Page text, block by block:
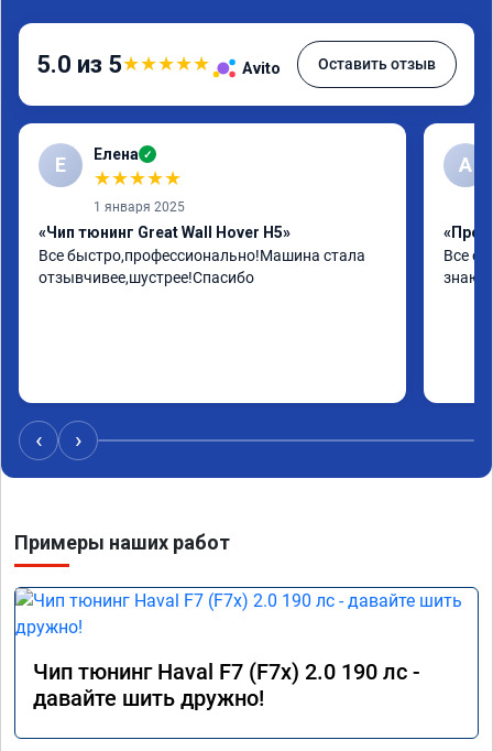
5.0 из 5★★★★★ Avito Оставить отзыв
Е Елена ✓
★★★★★
1 января 2025
«Чип тюнинг Great Wall Hover H5»
Все быстро,профессионально!Машина стала
отзывчивее,шустрее!Спасибо
А
Все
знают
‹ ›
Примеры наших работ
Чип тюнинг Haval F7 (F7x) 2.0 190 лс -
давайте шить дружно!